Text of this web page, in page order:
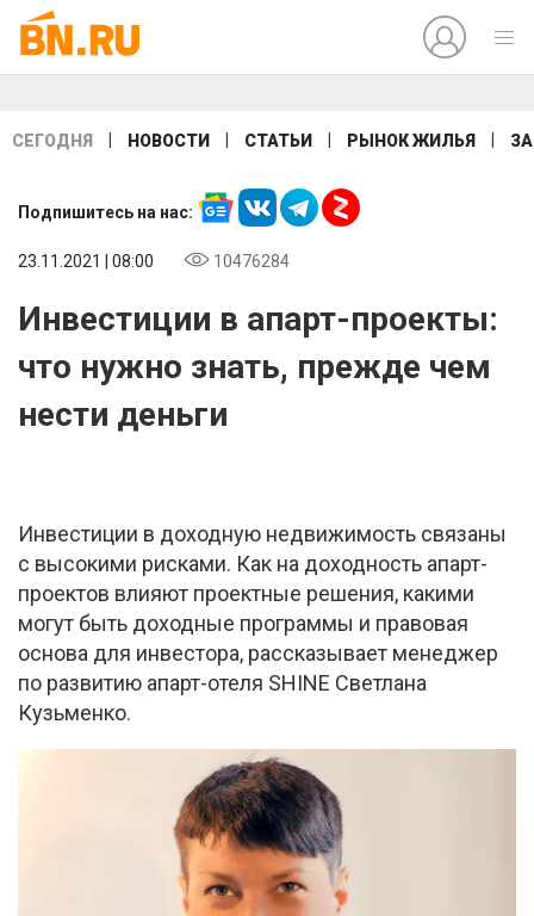
СЕГОДНЯ НОВОСТИ СТАТЬИ РЫНОК ЖИЛЬЯ
Подпишитесь на нас:
23.11.2021 | 08:00 10476284
Инвестиции в апарт-проекты:
что нужно знать, прежде чем
нести деньги
Инвестиции в доходную недвижимость связаны
с высокими рисками. Как на доходность апарт-
проектов влияют проектные решения, какими
могут быть доходные программы и правовая
основа для инвестора, рассказывает менеджер
по развитию апарт-отеля SHINE Светлана
Кузьменко.